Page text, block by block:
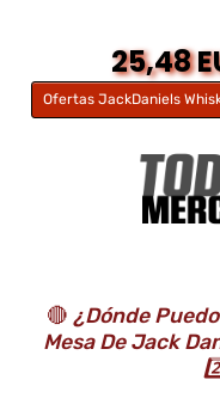
25,48
Ofertas JackDaniels
🔴 ¿Dónde
Mesa De Jack